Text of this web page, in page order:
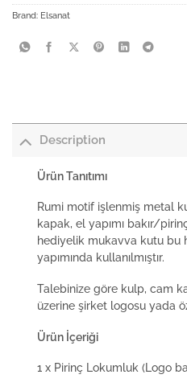
Brand: Elsanat
Description
Ürün Tanıtımı
Rumi motif işlenmiş metal
kapak, el yapımı bakır/
hediyelik mukavva kutu bu
yapımında kullanılmıştır.
Talebinize göre kulp, cam
üzerine şirket logosu yada
Ürün İçeriği
1 x Pirinç Lokumluk (Logo